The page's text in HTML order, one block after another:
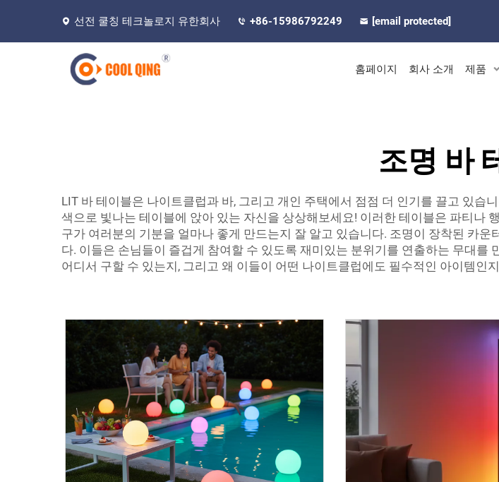
선전 쿨칭 테크놀로지 유한회사 +86-15986792249 [email protected]
홈페이지 회사 소개 제품
조명 바
LIT 바 테이블은 나이트클럽과 바, 그리고 개인 주택에서 점점 더 인기를 끌고 있습
색으로 빛나는 테이블에 앉아 있는 자신을 상상해보세요! 이러한 테이블은 파티나
구가 여러분의 기분을 얼마나 좋게 만드는지 잘 알고 있습니다. 조명이 장착된 카
다. 이들은 손님들이 즐겁게 참여할 수 있도록 재미있는 분위기를 연출하는 무대를
어디서 구할 수 있는지, 그리고 왜 이들이 어떤 나이트클럽에도 필수적인 아이템인